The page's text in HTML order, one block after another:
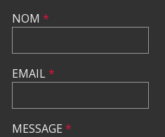
NOM *
EMAIL*
MESSAGE *